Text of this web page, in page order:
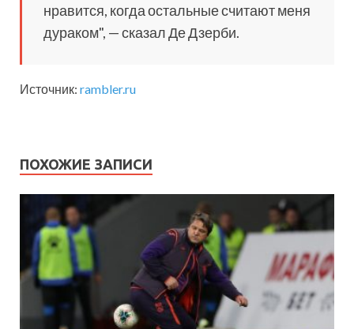
нравится, когда остальные считают меня
дураком", — сказал Де Дзерби.
Источник: rambler.ru
ПОХОЖИЕ ЗАПИСИ